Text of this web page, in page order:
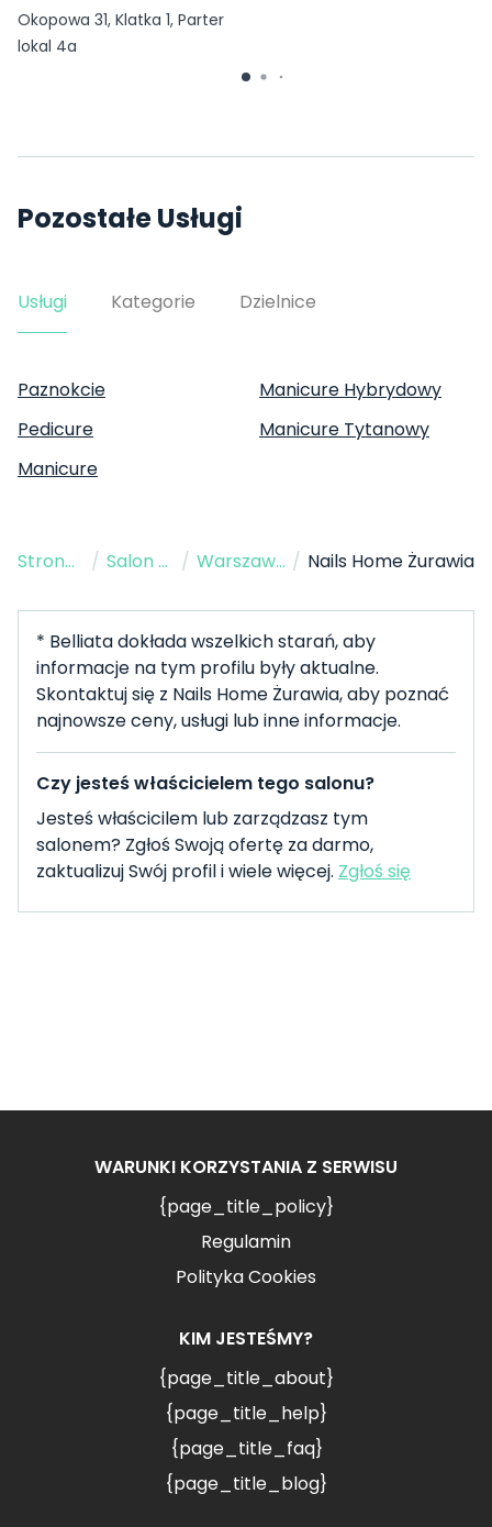
Okopowa 31, Klatka 1, Parter
lokal 4a
Pozostałe Usługi
Usługi Kategorie Dzielnice
Paznokcie
Manicure Hybrydowy
Pedicure
Manicure Tytanowy
Manicure
Strona Główna / Salon Paznokci / Warszawa / Nails Home Żurawia
* Belliata dokłada wszelkich starań, aby
informacje na tym profilu były aktualne.
Skontaktuj się z Nails Home Żurawia, aby poznać
najnowsze ceny, usługi lub inne informacje.
Czy jesteś właścicielem tego salonu?
Jesteś właścicilem lub zarządzasz tym
salonem? Zgłoś Swoją ofertę za darmo,
zaktualizuj Swój profil i wiele więcej. Zgłoś się
WARUNKI KORZYSTANIA Z SERWISU
{page_title_policy}
Regulamin
Polityka Cookies
KIM JESTEŚMY?
{page_title_about}
{page_title_help}
{page_title_faq}
{page_title_blog}